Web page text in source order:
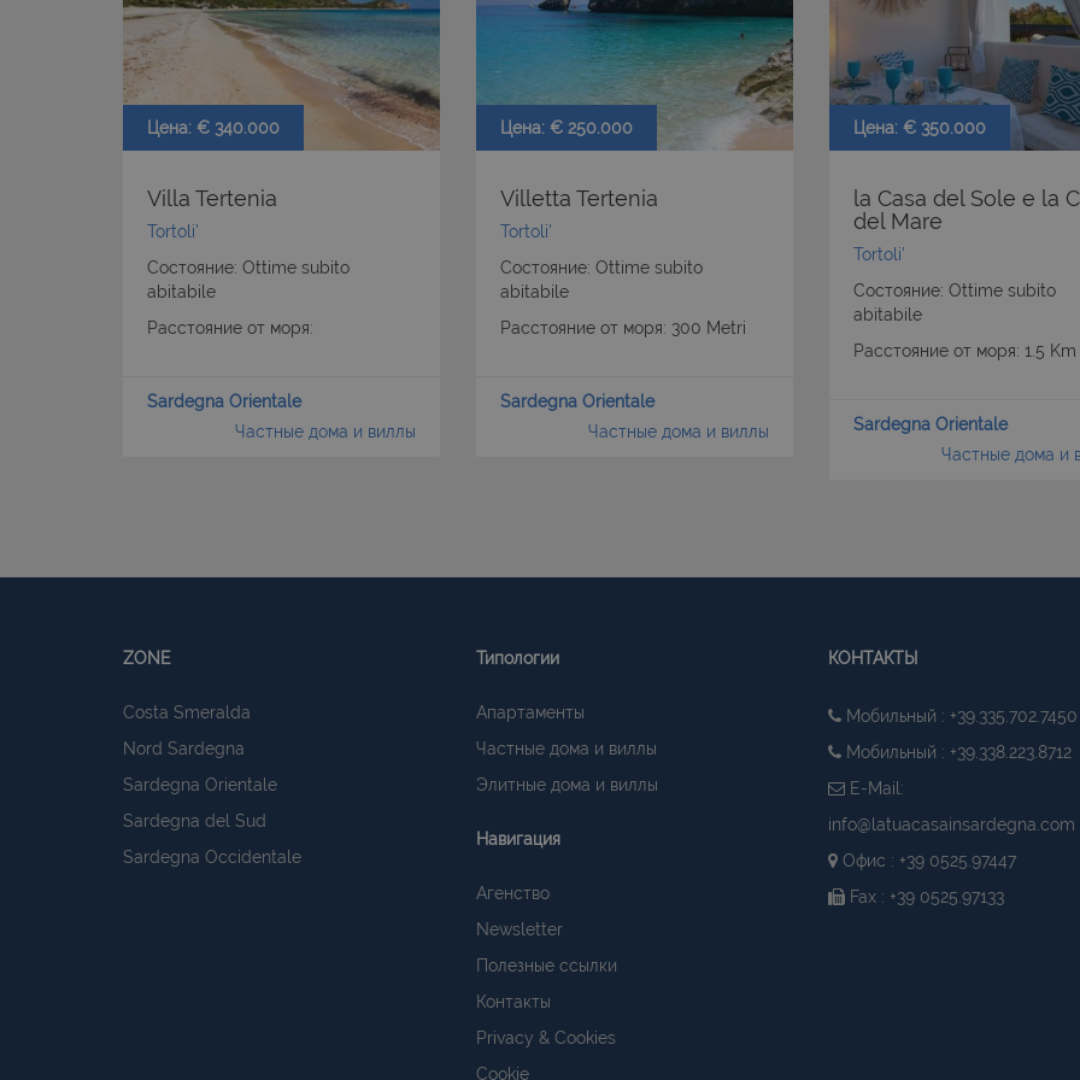
Цена: € 340.000
Villa Tertenia
Tortoli'
Состояние: Ottime subito
abitabile
Расстояние от моря:
Sardegna Orientale
Частные дома и виллы
Цена: € 250.000
Villetta Tertenia
Tortoli'
Состояние: Ottime subito
abitabile
Расстояние от моря: 300 Metri
Sardegna Orientale
Частные дома и виллы
Цена: € 350.000
la Casa del Sole e la
del Mare
Tortoli'
Состояние: Ottime subito
abitabile
Расстояние от моря: 1.5 Km
Sardegna Orientale
Частные дома и
ZONE
Costa Smeralda
Nord Sardegna
Sardegna Orientale
Sardegna del Sud
Sardegna Occidentale
Типологии
Апартаменты
Частные дома и виллы
Элитные дома и виллы
Навигация
Агенство
Newsletter
Полезные ссылки
Контакты
Privacy & Cookies
Cookie
КОНТАКТЫ
Мобильный : +39.335.702.7450
Мобильный : +39.338.223.8712
E-Mail:
info@latuacasainsardegna.com
Офис : +39 0525.97447
Fax : +39 0525.97133